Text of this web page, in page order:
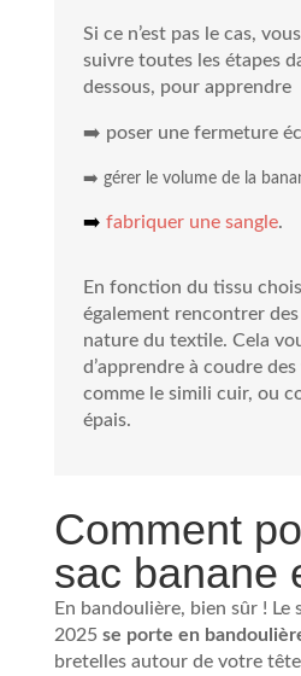
Si ce n’est pas le cas,
suivre toutes les étapes
dessous, pour apprendre
➡️ poser une fermeture
➡️ gérer le volume de la
➡️ fabriquer une sangle.
En fonction du tissu
également rencontrer
nature du textile. Cela
d’apprendre à coudre
comme le simili cuir, ou
épais.
Comment
sac banane
En bandoulière, bien sûr ! Le
2025 se porte en
bretelles autour de votre